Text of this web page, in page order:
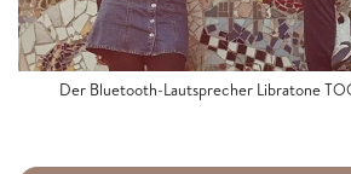
Der Bluetooth-Lautsprecher Libratone